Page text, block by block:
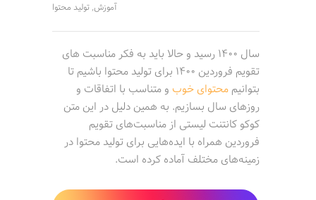
آموزش, تولید محتوا
سال 1400 رسید و حالا باید به فکر مناسبت های
تقویم فروردین 1400 برای تولید محتوا باشیم تا
بتوانیم محتوای خوب و متناسب با اتفاقات و
روزهای سال بسازیم. به همین دلیل در این متن
کوکو کانتنت لیستی از مناسبت‌های تقویم
فروردین همراه با ایده‌هایی برای تولید محتوا در
زمینه‌های مختلف آماده کرده است.